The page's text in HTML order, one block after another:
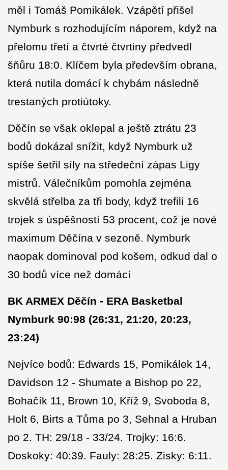
měl i Tomáš Pomikálek. Vzápětí přišel
Nymburk s rozhodujícím náporem, když na
přelomu třetí a čtvrté čtvrtiny předvedl
šňůru 18:0. Klíčem byla především obrana,
která nutila domácí k chybám následně
trestaných protiútoky.
Děčín se však oklepal a ještě ztrátu 23
bodů dokázal snížit, když Nymburk už
spíše šetřil síly na středeční zápas Ligy
mistrů. Válečníkům pomohla zejména
skvělá střelba za tři body, když trefili 16
trojek s úspěšností 53 procent, což je nové
maximum Děčína v sezoně. Nymburk
naopak dominoval pod košem, odkud dal o
30 bodů více než domácí
BK ARMEX Děčín - ERA Basketbal
Nymburk 90:98 (26:31, 21:20, 20:23,
23:24)
Nejvíce bodů: Edwards 15, Pomikálek 14,
Davidson 12 - Shumate a Bishop po 22,
Bohačík 11, Brown 10, Kříž 9, Svoboda 8,
Holt 6, Birts a Tůma po 3, Sehnal a Hruban
po 2. TH: 29/18 - 33/24. Trojky: 16:6.
Doskoky: 40:39. Fauly: 28:25. Zisky: 6:11.